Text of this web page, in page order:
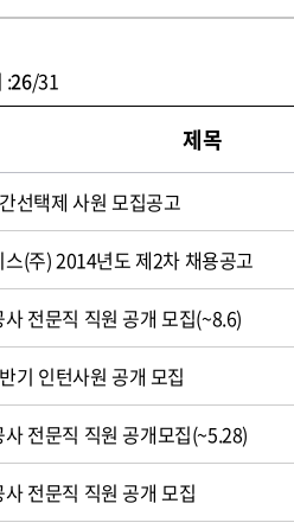
:26/31
제목
선택제 사원 모집공고
(주) 2014년도 제2차 채용공고
전문직 직원 공개 모집(~8.6)
기 인턴사원 공개 모집
전문직 직원 공개모집(~5.28)
전문직 직원 공개 모집